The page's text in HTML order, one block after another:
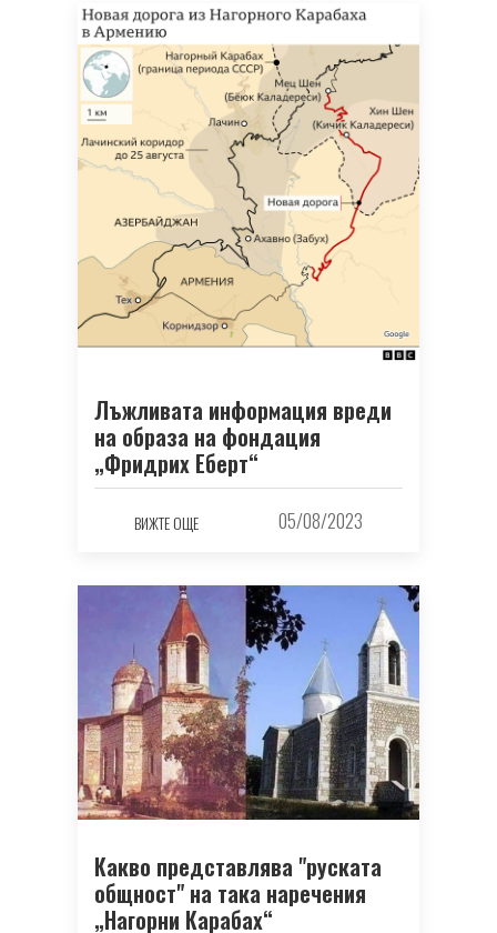
Лъжливата информация вреди
на образа на фондация
„Фридрих Еберт“
ВИЖТЕ ОЩЕ 05/08/2023
Какво представлява "руската
общност" на така наречения
„Нагорни Карабах“